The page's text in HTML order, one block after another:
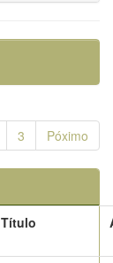
3 Póximo
Título